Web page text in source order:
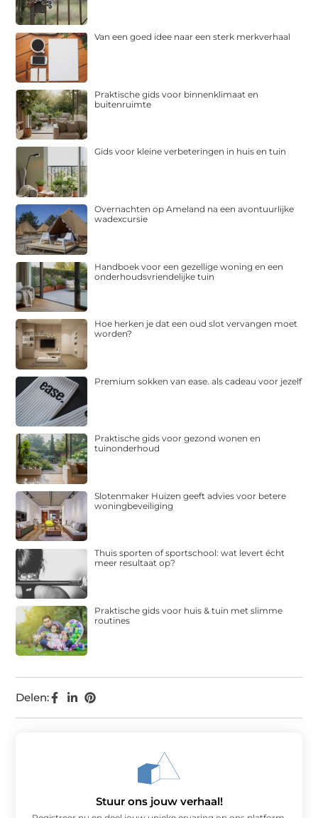
Delen:
Van een goed idee naar een sterk merkverhaal
Praktische gids voor binnenklimaat en
buitenruimte
Gids voor kleine verbeteringen in huis en tuin
Overnachten op Ameland na een avontuurlijke
wadexcursie
Handboek voor een gezellige woning en een
onderhoudsvriendelijke tuin
Hoe herken je dat een oud slot vervangen moet
worden?
Premium sokken van ease. als cadeau voor jezelf
Praktische gids voor gezond wonen en
tuinonderhoud
Slotenmaker Huizen geeft advies voor betere
woningbeveiliging
Thuis sporten of sportschool: wat levert écht
meer resultaat op?
Praktische gids voor huis & tuin met slimme
routines
Stuur ons jouw verhaal!